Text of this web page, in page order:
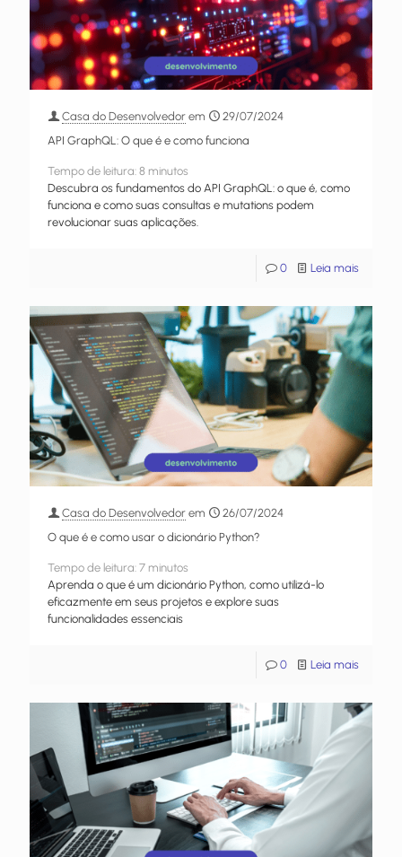
Casa do Desenvolvedor em
29/07/2024
API GraphQL: O que é e como funciona
Tempo de leitura: 8 minutos
Descubra os fundamentos do API GraphQL: o que é, como
funciona e como suas consultas e mutations podem
revolucionar suas aplicações.
0 Leia mais
Casa do Desenvolvedor em
26/07/2024
O que é e como usar o dicionário Python?
Tempo de leitura: 7 minutos
Aprenda o que é um dicionário Python, como utilizá-lo
eficazmente em seus projetos e explore suas
funcionalidades essenciais
0 Leia mais